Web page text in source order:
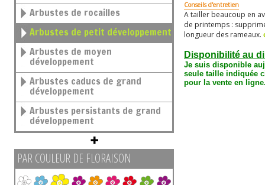
Arbustes de rocailles
Arbustes de petit développement
Arbustes de moyen
développement
Arbustes caducs de grand
développement
Arbustes persistants de grand
développement
PAR COULEUR DE FLORAISON
Conseils d'entretien
A tailler beaucoup en
de printemps :
longueur des rameaux.
Disponibilité au
Je suis disponible
seule taille indiquée
pour la vente en